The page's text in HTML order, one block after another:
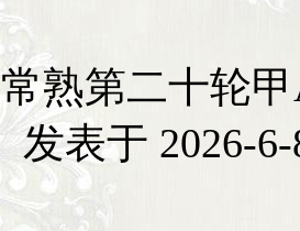
熟第二十轮
发表于 2026-6-